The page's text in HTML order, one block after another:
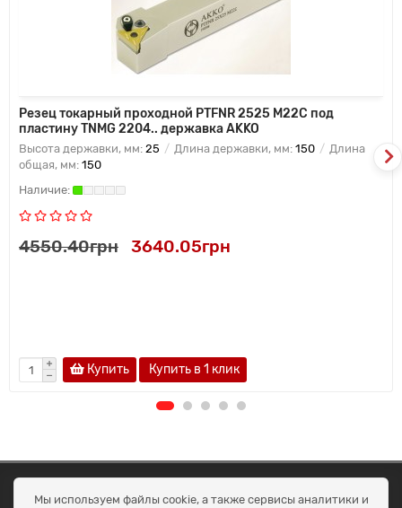
Резец токарный проходной PTFNR 2525 M22C под
пластину TNMG 2204.. державка AKKO
Высота державки, мм: 25 Длина державки, мм: 150
Длина
общая, мм: 150
4550.40грн 3640.05грн
Купить Купить в 1 клик
ОКЕАН ТРЕЙД
Договір публичної оферти
Мы используем файлы cookie, а также сервисы аналитики и